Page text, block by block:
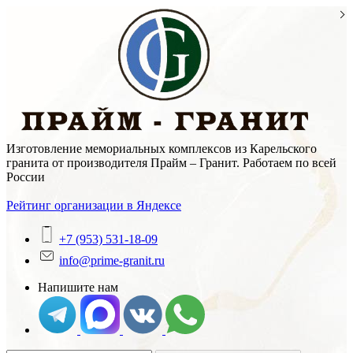
Изготовление мемориальных комплексов из Карельского
гранита от производителя Прайм – Гранит. Работаем по всей
России
Рейтинг организации в Яндексе
+7 (953) 531-18-09
info@prime-granit.ru
Напишите нам